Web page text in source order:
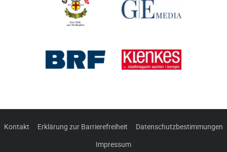
Kontakt Erklärung zur Barrierefreiheit
Datenschutzbestimmungen
Impressum